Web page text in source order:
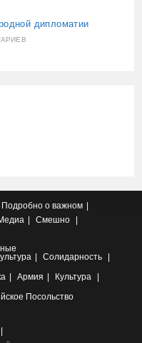
дипломатии
Подробно о важном
Смешно
Солидарность
Армия
Культура
Посольство